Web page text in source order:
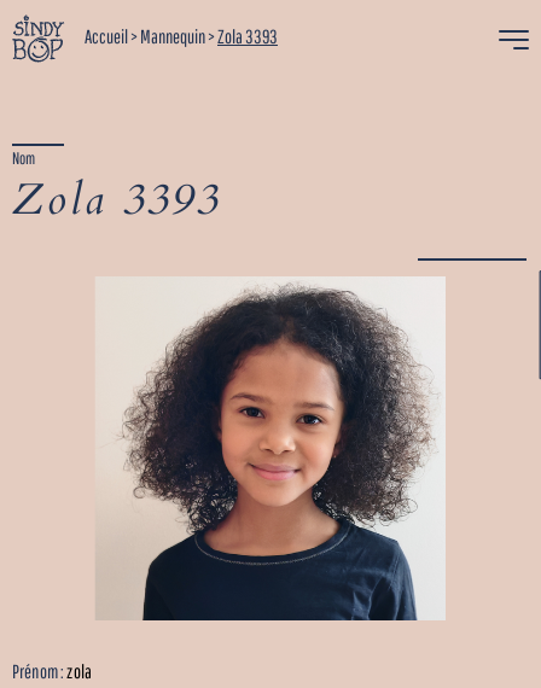
Accueil>Mannequin>Zola 3393
Nom
Zola 3393
Prénom :zola